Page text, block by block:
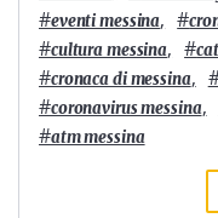
#eventi messina, #
#cultura messina, #
#cronaca di messina,
#coronavirus messina,
#atm messina